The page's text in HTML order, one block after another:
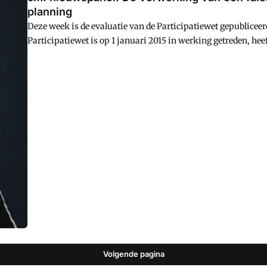
planning
Deze week is de evaluatie van de Participatiewet
Participatiewet is op 1 januari 2015 in werking getreden,
Volgende pagina